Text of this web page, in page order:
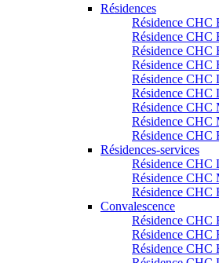
Résidences
Résidence CHC
Résidence CHC
Résidence CHC
Résidence CHC
Résidence CHC
Résidence CHC
Résidence CHC
Résidence CHC
Résidence CHC
Résidences-services
Résidence CHC
Résidence CHC
Résidence CHC
Convalescence
Résidence CHC
Résidence CHC
Résidence CHC